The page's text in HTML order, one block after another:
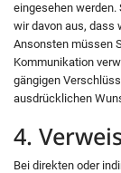
eingesehen werden.
wir davon aus, dass
Ansonsten müssen
Kommunikation
gängigen
ausdrücklichen
4.
Bei direkten oder